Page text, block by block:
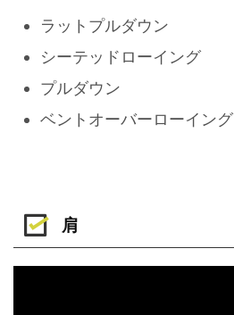
ラットプルダウン
シーテッドローイング
プルダウン
ベントオーバーローイング
肩